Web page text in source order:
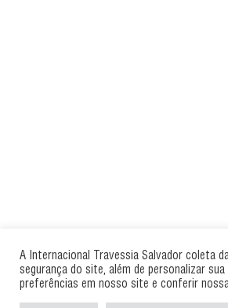
A Internacional Travessia Salvador coleta
segurança do site, além de personalizar
preferências em nosso site e conferir